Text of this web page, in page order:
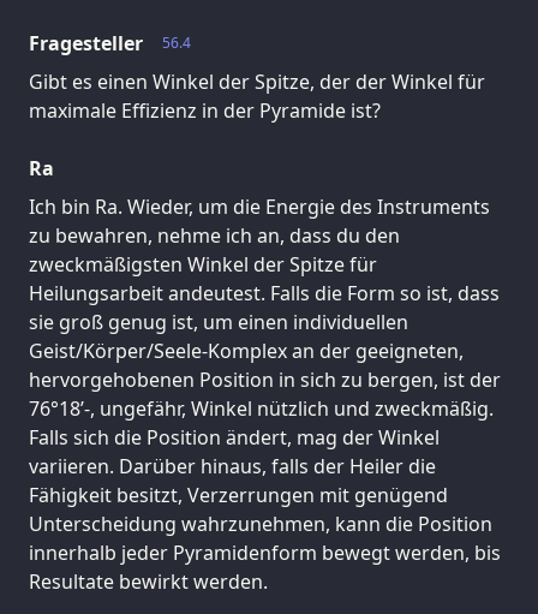
56.4
Fragesteller
Gibt es einen Winkel der Spitze, der der Winkel für
maximale Effizienz in der Pyramide ist?
Ra
Ich bin Ra. Wieder, um die Energie des Instruments
zu bewahren, nehme ich an, dass du den
zweckmäßigsten Winkel der Spitze für
Heilungsarbeit andeutest. Falls die Form so ist, dass
sie groß genug ist, um einen individuellen
Geist/Körper/Seele-Komplex an der geeigneten,
hervorgehobenen Position in sich zu bergen, ist der
76°18’-, ungefähr, Winkel nützlich und zweckmäßig.
Falls sich die Position ändert, mag der Winkel
variieren. Darüber hinaus, falls der Heiler die
Fähigkeit besitzt, Verzerrungen mit genügend
Unterscheidung wahrzunehmen, kann die Position
innerhalb jeder Pyramidenform bewegt werden, bis
Resultate bewirkt werden.